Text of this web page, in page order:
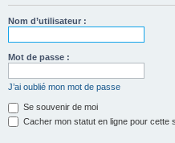
Nom d’utilisateur :
Mot de passe :
J’ai oublié mon mot de passe
Se souvenir de moi
Cacher mon statut en ligne pour cette